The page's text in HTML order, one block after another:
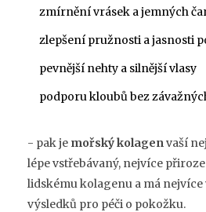
zmírnění vrásek a jemných
zlepšení pružnosti a jasnosti
pevnější nehty a silnější vlasy
podporu kloubů bez
- pak je mořský kolagenvaší
lépe vstřebávaný, nejvíce
lidskému kolagenu a má
výsledků pro péči o pokožku.